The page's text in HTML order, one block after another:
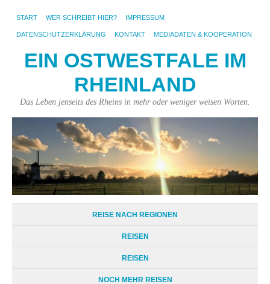
START WER SCHREIBT HIER? IMPRESSUM
DATENSCHUTZERKLÄRUNG KONTAKT MEDIADATEN & KOOPERATION
EIN OSTWESTFALE IM
RHEINLAND
Das Leben jenseits des Rheins in mehr oder weniger weisen Worten.
REISE NACH REGIONEN
REISEN
REISEN
NOCH MEHR REISEN